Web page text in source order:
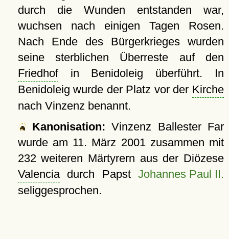
durch die Wunden entstanden war,
wuchsen nach einigen Tagen Rosen.
Nach Ende des Bürgerkrieges wurden
seine sterblichen Überreste auf den
Friedhofin Benidoleig überführt. In
Benidoleig wurde der Platz vor der Kirche
nach Vinzenz benannt.
Kanonisation: Vinzenz Ballester Far
wurde am 11. März 2001zusammen mit
232 weiteren Märtyrern aus der Diözese
Valenciadurch Papst Johannes Paul II.
seliggesprochen.